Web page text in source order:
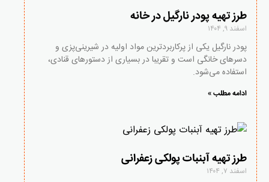
طرز تهیه پودر نارگیل در خانه
اسفند ۹, ۱۴۰۴
پودر نارگیل یکی از پرکاربردترین مواد اولیه در شیرینی‌پزی و
دسرهای خانگی است و تقریبا در بسیاری از دستورهای قنادی،
استفاده می‌شود.
ادامه مطلب »
طرز تهیه آبنبات پولکی زعفرانی
اسفند ۷, ۱۴۰۴